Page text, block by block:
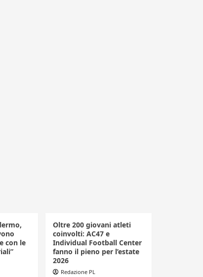
con le
Oltre 200 giovani atleti
coinvolti: AC47 e
Individual Football Center
fanno il pieno per l’estate
2026
Redazione PL